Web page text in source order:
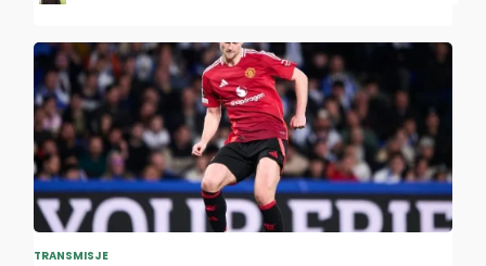
TRANSMISJE